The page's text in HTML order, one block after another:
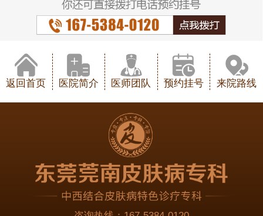
返回首页 医院简介 医师团队 预约挂号 来院路线